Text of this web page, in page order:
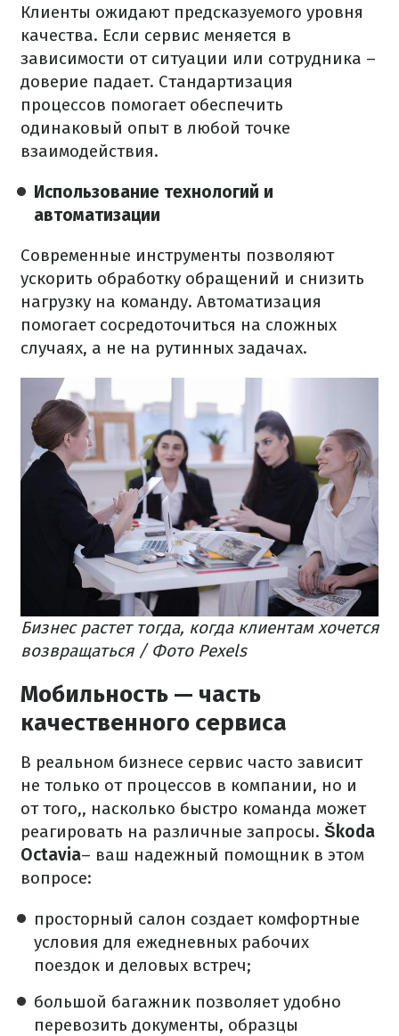
Клиенты ожидают предсказуемого уровня
качества. Если сервис меняется в
зависимости от ситуации или сотрудника –
доверие падает. Стандартизация
процессов помогает обеспечить
одинаковый опыт в любой точке
взаимодействия.
Использование технологий и
автоматизации
Современные инструменты позволяют
ускорить обработку обращений и снизить
нагрузку на команду. Автоматизация
помогает сосредоточиться на сложных
случаях, а не на рутинных задачах.
Бизнес растет тогда, когда клиентам хочется
возвращаться / Фото Pexels
Мобильность — часть
качественного сервиса
В реальном бизнесе сервис часто зависит
не только от процессов в компании, но и
от того,, насколько быстро команда может
реагировать на различные запросы. Škoda
Octavia– ваш надежный помощник в этом
вопросе:
просторный салон создает комфортные
условия для ежедневных рабочих
поездок и деловых встреч;
большой багажник позволяет удобно
перевозить документы, образцы